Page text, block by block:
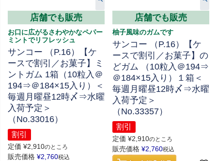
店舗でも販売
お口に広がるさわやかなペパー
ミントでリフレッシュ
サンコー （P.16）【ケ
ースで割引／お菓子】ミ
ントガム 1箱（10粒入＠
194⇒＠184×15入り）＜
毎週月曜昼12時〆⇒水曜
入荷予定＞
（No.33016）
割引
定価 ¥2,910のところ
販売価格 ¥2,760税込
店舗でも販売
柚子風味のガムです
サンコー （P.16）【ケ
ースで割引／お菓子】の
どガム （10粒入＠194⇒
＠184×15入り）１箱＜
毎週月曜昼12時〆⇒水曜
入荷予定＞
（No.33357）
割引
定価 ¥2,910のところ
販売価格 ¥2,760税込